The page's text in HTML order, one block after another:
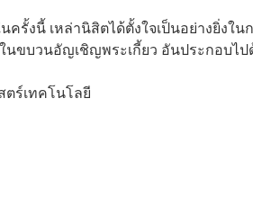
ครั้งนี้ เหล่านิสิตได้ตั้งใจเป็นอย่างยิ่งใน
ขบวนอัญเชิญพระเกี้ยว อันประกอบไป
ร์เทคโนโลยี